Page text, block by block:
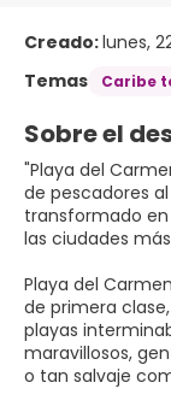
Creado:lunes,
Temas
Caribe
Sobre el
"Playa del
de pescadores
transformado
las ciudades
Playa del
de primera
playas
maravillosos,
o tan salvaje